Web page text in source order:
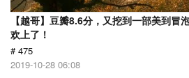
【越哥】豆瓣8.6分，又挖到一部美到冒
欢上了！
# 475
2019-10-28 06:08